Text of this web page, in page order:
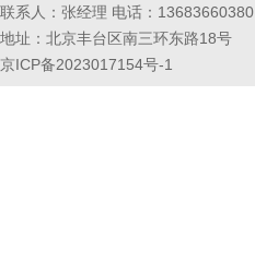
联系人：张经理 电话：13683660380
地址：北京丰台区南三环东路18号
京ICP备2023017154号-1